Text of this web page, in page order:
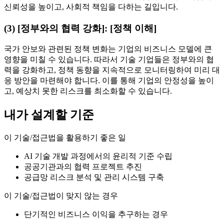
신뢰성을 높이고, 사회적 책임을 다하는 길입니다.
(3) [정부와의 협력 강화]: [정책 이해]
국가 안보와 관련된 정책 변화는 기업의 비즈니스 모델에 큰
영향을 미칠 수 있습니다. 따라서 기술 기업들은 정부와의 협
력을 강화하고, 정책 동향을 지속적으로 모니터링하여 미리 대
응 방안을 마련해야 합니다. 이를 통해 기업의 안정성을 높이
고, 예상치 못한 리스크를 최소화할 수 있습니다.
내가 설계할 기준
이 기술/접근법을 활용하기 좋은 일
AI 기술 개발 과정에서의 윤리적 기준 수립
공공기관과의 협력 프로젝트 추진
공급망 리스크 분석 및 관리 시스템 구축
이 기술/접근법이 맞지 않는 경우
단기적인 비즈니스 이익을 추구하는 경우